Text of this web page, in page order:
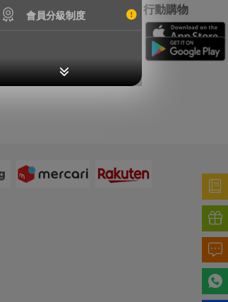
會員分級制度
務
水檢測
定
包裝
行動購物